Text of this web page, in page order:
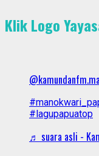
Klik Logo
#lagupapuatop
♬ suara asli -